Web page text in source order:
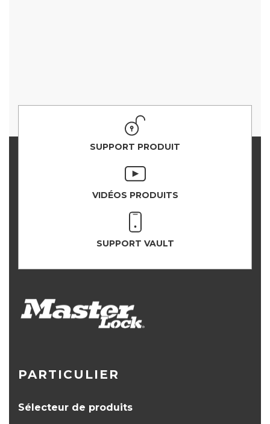
SUPPORT PRODUIT
VIDÉOS PRODUITS
SUPPORT VAULT
PARTICULIER
Sélecteur de produits